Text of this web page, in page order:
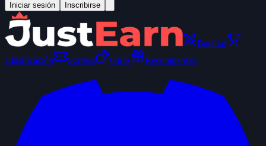
Iniciar sesión Inscribirse
Batallas
Clasificación
Sorteos Giros Recompensas